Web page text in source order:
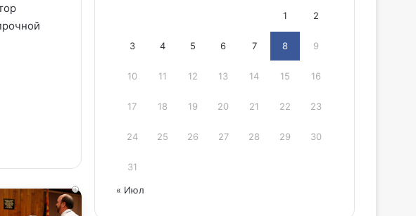
i
1 2
3 4 5 6 7 8 9
10 11 12 13 14 15 16
17 18 19 20 21 22 23
24 25 26 27 28 29 30
31
« Июл